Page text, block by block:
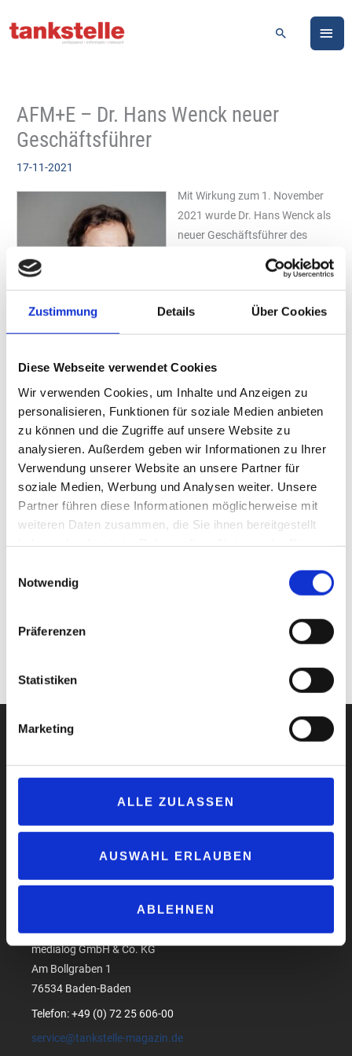
Zustimmung Details Über Cookies
Diese Webseite verwendet Cookies
Wir verwenden Cookies, um Inhalte und Anzeigen zu
personalisieren, Funktionen für soziale Medien anbieten
zu können und die Zugriffe auf unsere Website zu
analysieren. Außerdem geben wir Informationen zu Ihrer
Verwendung unserer Website an unsere Partner für
soziale Medien, Werbung und Analysen weiter. Unsere
Partner führen diese Informationen möglicherweise mit
weiteren Daten zusammen, die Sie ihnen bereitgestellt
Notwendig
Präferenzen
Statistiken
Marketing
ALLE ZULASSEN
AUSWAHL ERLAUBEN
ABLEHNEN
Inhalt
Suchen
AFM+E – Dr. Hans Wenck neuer
Geschäftsführer
17-11-2021
Dr. Hans Wenck
(Foto: MEW)
Mit Wirkung zum 1. November
2021 wurde Dr. Hans Wenck als
neuer Geschäftsführer des
für Mineralöl und Energie e.V.)
bestellt. Er folgt auf Matthias
Plötzke, der seit 2019 die
Funktion des Geschäftsführers
Hauptgeschäftsführer der
Mittelständischen
Energiewirtschaft Deutschland
(MEW) ausgeübt hat. Er wird
sich ab dem Jahresende voll auf
seine Funktion beim Dachverband konzentrieren.
Dr. Wenck blickt auf eine 25-jährige Karriere bei Shell zurück, in der
er eine Reihe von Positionen in den Bereichen Kommunikation,
Marketing sowie Forschung & Entwicklung in Deutschland und im
unabhängigen Energiehändler und -importeure aus den Bereichen
Mineralöl, Strom und Gas in Deutschland. Die
mit Mineralölprodukten, insbesondere mit Kraftstoffen und
www.afm-verband.de
Compliance
Produktsicherheit
medialog GmbH & Co. KG
Am Bollgraben 1
76534 Baden-Baden
Telefon: +49 (0) 72 25 606-00
service@tankstelle-magazin.de